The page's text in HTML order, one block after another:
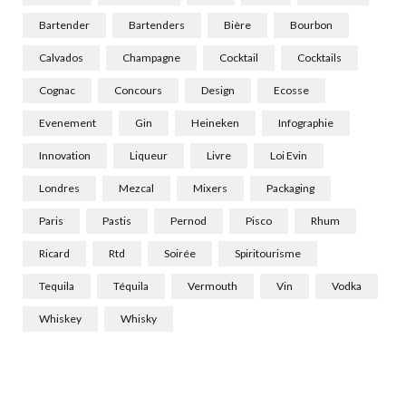
Bartender Bartenders Bière Bourbon
Calvados Champagne Cocktail Cocktails
Cognac Concours Design Ecosse
Evenement Gin Heineken Infographie
Innovation Liqueur Livre Loi Evin
Londres Mezcal Mixers Packaging
Paris Pastis Pernod Pisco Rhum
Ricard Rtd Soirée Spiritourisme
Tequila Téquila Vermouth Vin Vodka
Whiskey Whisky